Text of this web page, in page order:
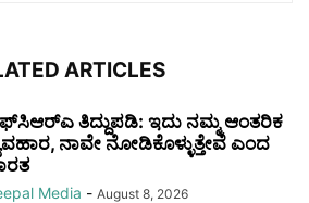
ARTICLES
ತಿದ್ದುಪಡಿ: ಇದು ನಮ್ಮ ಆಂತರಿಕ
ನಾವೇ ನೋಡಿಕೊಳ್ಳುತ್ತೇವೆ ಎಂದ
Media - August 8, 2026